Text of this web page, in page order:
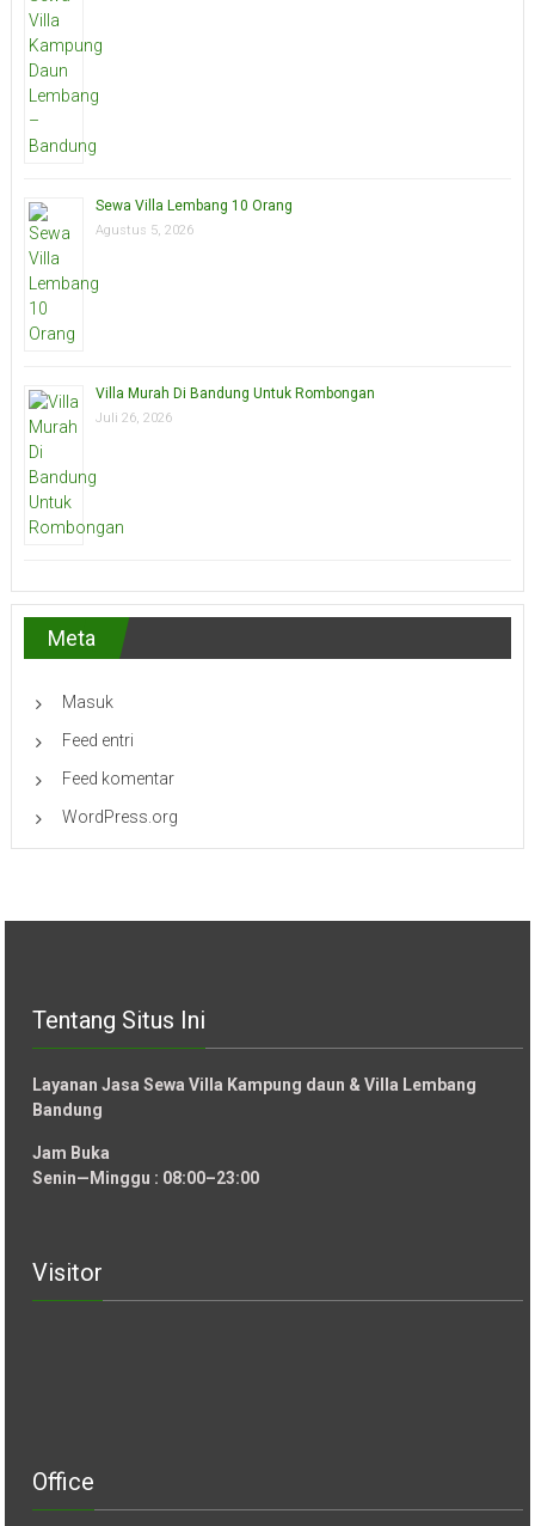
Sewa Villa Lembang 10 Orang
Agustus 5, 2026
Villa Murah Di Bandung Untuk Rombongan
Juli 26, 2026
Meta
Masuk
Feed entri
Feed komentar
WordPress.org
Tentang Situs Ini
Layanan Jasa Sewa Villa Kampung daun & Villa Lembang
Bandung
Jam Buka
Senin—Minggu : 08:00–23:00
Visitor
Office